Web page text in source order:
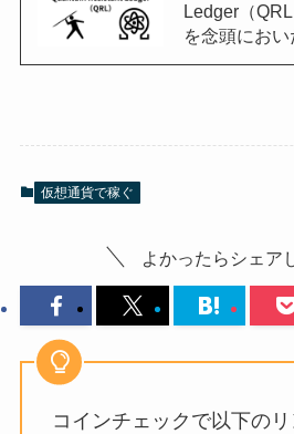
Ledger（
を念頭におい
仮想通貨で稼ぐ
よかったらシェア
コインチェックで以下の